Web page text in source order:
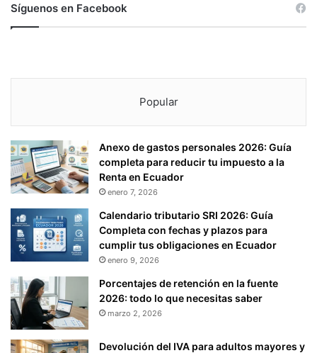
Síguenos en Facebook
Popular
Anexo de gastos personales 2026: Guía
completa para reducir tu impuesto a la
Renta en Ecuador
enero 7, 2026
Calendario tributario SRI 2026: Guía
Completa con fechas y plazos para
cumplir tus obligaciones en Ecuador
enero 9, 2026
Porcentajes de retención en la fuente
2026: todo lo que necesitas saber
marzo 2, 2026
Devolución del IVA para adultos mayores y